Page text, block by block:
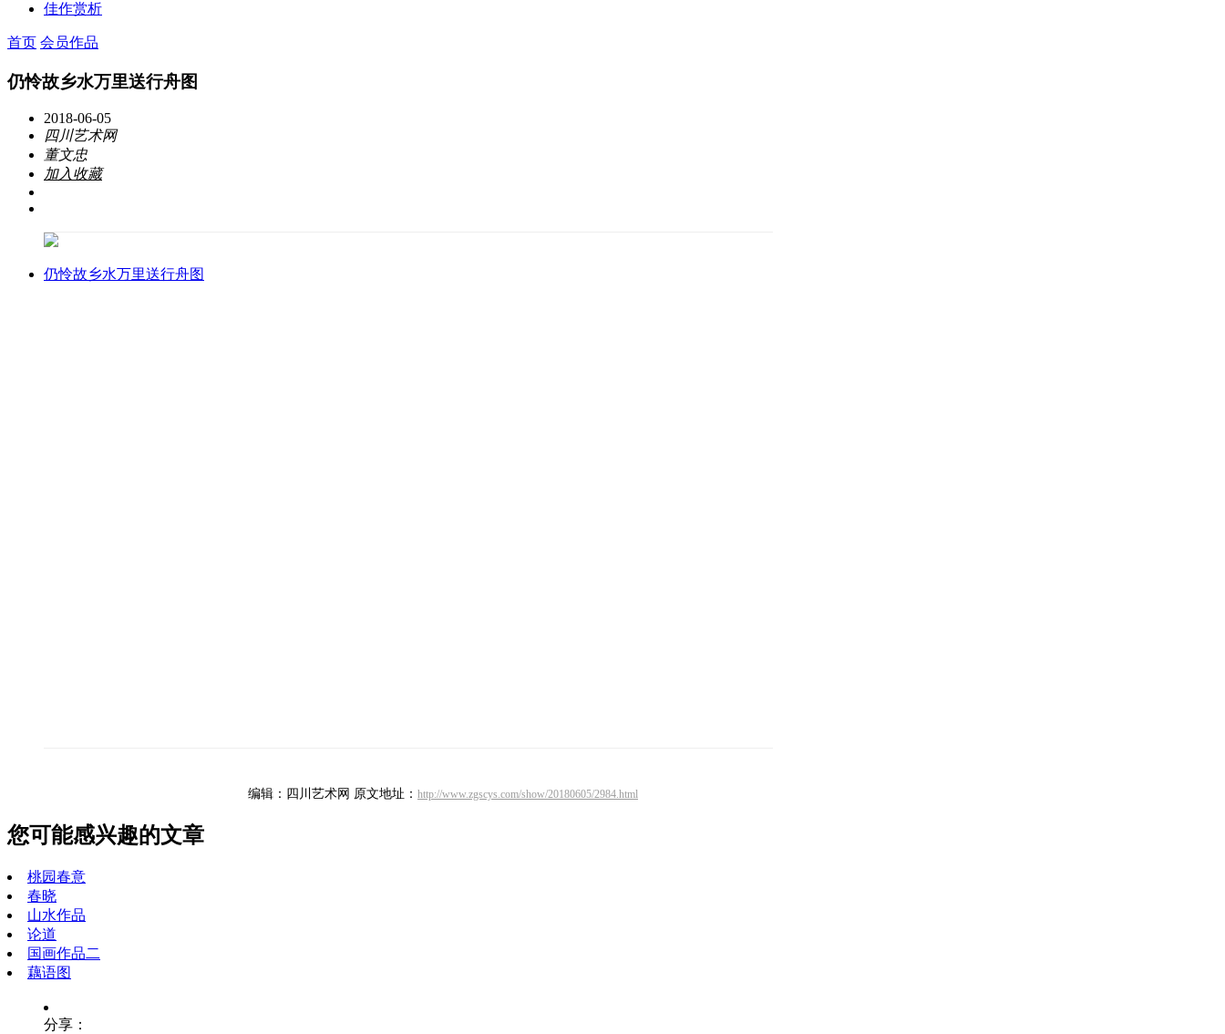
佳作赏析
首页 会员作品
仍怜故乡水万里送行舟图
2018-06-05
四川艺术网
董文忠
加入收藏
仍怜故乡水万里送行舟图
编辑：四川艺术网 原文地址： http://www.zgscys.com/show/20180605/2984.html
您可能感兴趣的文章
桃园春意
春晓
山水作品
论道
国画作品二
藕语图
分享：